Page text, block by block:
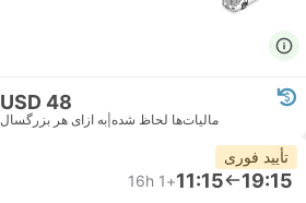
USD 48
مالیات‌ها لحاظ شده به ازای هر بزرگسال
تأیید فوری
19:15
11:15
+1
16h